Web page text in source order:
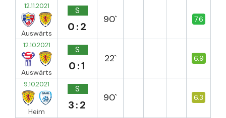
12.11.2021
Auswärts
S
0:2
90` 7.6
12.10.2021
Auswärts
S
0:1
22` 6.9
9.10.2021
Heim
S
3:2
90` 6.3